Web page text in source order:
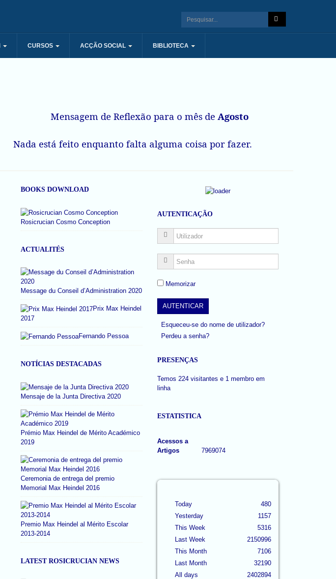
CURSOS ACÇÃO SOCIAL BIBLIOTECA
Mensagem de Reflexão para o mês de Agosto
Nada está feito enquanto falta alguma coisa por fazer.
BOOKS DOWNLOAD
Rosicrucian Cosmo Conception
ACTUALITÉS
Message du Conseil d’Administration 2020
Prix Max Heindel
2017
Fernando Pessoa
NOTÍCIAS DESTACADAS
Mensaje de la Junta Directiva 2020
Prémio Max Heindel de Mérito Académico
2019
Ceremonia de entrega del premio
Memorial Max Heindel 2016
Premio Max Heindel al Mérito Escolar
2013-2014
LATEST ROSICRUCIAN NEWS
AUTENTICAÇÃO
Memorizar
Esqueceu-se do nome de utilizador?
Perdeu a senha?
PRESENÇAS
Temos 224 visitantes e 1 membro em
linha
ESTATISTICA
Acessos a
Artigos
7969074
Today
Yesterday
This Week
Last Week
This Month
Last Month
All days
480
1157
5316
2150996
7106
32190
2402894